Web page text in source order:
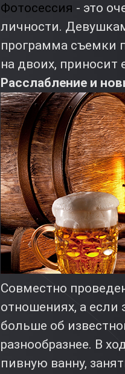
Фотосессия - это
личности.
программа съемки
на двоих,
Расслабление и
Совместно
отношениях, а если
больше об
разнообразнее. В
пивную ванну,